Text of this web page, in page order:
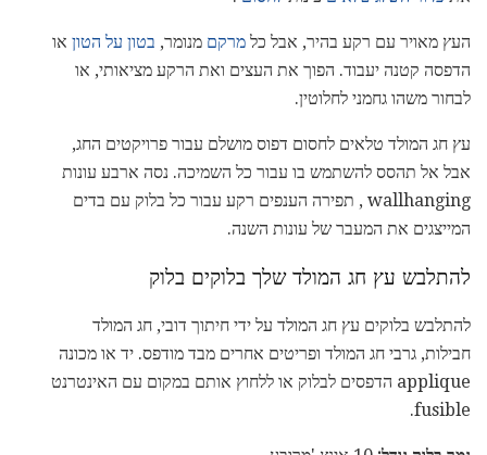
העץ מאויר עם רקע בהיר, אבל כל מרקם מנומר, בטון על הטון או
הדפסה קטנה יעבוד. הפוך את העצים ואת הרקע מציאותי, או
לבחור משהו גחמני לחלוטין.
עץ חג המולד טלאים לחסום דפוס מושלם עבור פרויקטים החג,
אבל אל תהסס להשתמש בו עבור כל השמיכה. נסה ארבע עונות
wallhanging , תפירה הענפים רקע עבור כל בלוק עם בדים
המייצגים את המעבר של עונות השנה.
להתלבש עץ חג המולד שלך בלוקים בלוק
להתלבש בלוקים עץ חג המולד על ידי חיתוך דובי, חג המולד
חבילות, גרבי חג המולד ופריטים אחרים מבד מודפס. יד או מכונה
applique הדפסים לבלוק או ללחוץ אותם במקום עם האינטרנט
fusible.